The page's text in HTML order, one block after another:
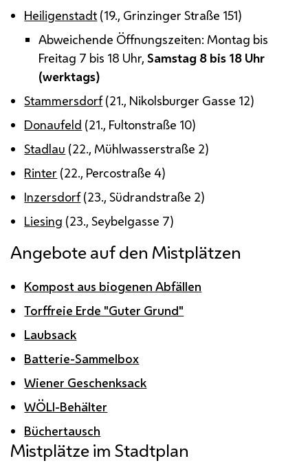
Heiligenstadt (19., Grinzinger Straße 151)
Abweichende Öffnungszeiten: Montag bis
Freitag 7 bis 18 Uhr, Samstag 8 bis 18 Uhr
(werktags)
Stammersdorf(21., Nikolsburger Gasse 12)
Donaufeld (21., Fultonstraße 10)
Stadlau (22., Mühlwasserstraße 2)
Rinter (22., Percostraße 4)
Inzersdorf(23., Südrandstraße 2)
Liesing (23., Seybelgasse 7)
Angebote auf den Mistplätzen
Kompost aus biogenen Abfällen
Torffreie Erde "Guter Grund"
Laubsack
Batterie-Sammelbox
Wiener Geschenksack
WÖLI-Behälter
Büchertausch
Mistplätze im Stadtplan